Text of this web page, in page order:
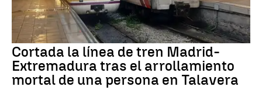
Cortada la línea de tren Madrid-
Extremadura tras el arrollamiento
mortal de una persona en Talavera